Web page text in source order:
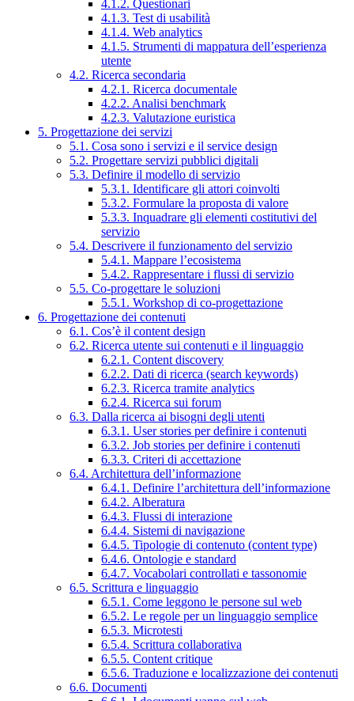
4.1.2. Questionari
4.1.3. Test di usabilità
4.1.4. Web analytics
4.1.5. Strumenti di mappatura dell’esperienza
utente
4.2. Ricerca secondaria
4.2.1. Ricerca documentale
4.2.2. Analisi benchmark
4.2.3. Valutazione euristica
5. Progettazione dei servizi
5.1. Cosa sono i servizi e il service design
5.2. Progettare servizi pubblici digitali
5.3. Definire il modello di servizio
5.3.1. Identificare gli attori coinvolti
5.3.2. Formulare la proposta di valore
5.3.3. Inquadrare gli elementi costitutivi del
servizio
5.4. Descrivere il funzionamento del servizio
5.4.1. Mappare l’ecosistema
5.4.2. Rappresentare i flussi di servizio
5.5. Co-progettare le soluzioni
5.5.1. Workshop di co-progettazione
6. Progettazione dei contenuti
6.1. Cos’è il content design
6.2. Ricerca utente sui contenuti e il linguaggio
6.2.1. Content discovery
6.2.2. Dati di ricerca (search keywords)
6.2.3. Ricerca tramite analytics
6.2.4. Ricerca sui forum
6.3. Dalla ricerca ai bisogni degli utenti
6.3.1. User stories per definire i contenuti
6.3.2. Job stories per definire i contenuti
6.3.3. Criteri di accettazione
6.4. Architettura dell’informazione
6.4.1. Definire l’architettura dell’informazione
6.4.2. Alberatura
6.4.3. Flussi di interazione
6.4.4. Sistemi di navigazione
6.4.5. Tipologie di contenuto (content type)
6.4.6. Ontologie e standard
6.4.7. Vocabolari controllati e tassonomie
6.5. Scrittura e linguaggio
6.5.1. Come leggono le persone sul web
6.5.2. Le regole per un linguaggio semplice
6.5.3. Microtesti
6.5.4. Scrittura collaborativa
6.5.5. Content critique
6.5.6. Traduzione e localizzazione dei contenuti
6.6. Documenti